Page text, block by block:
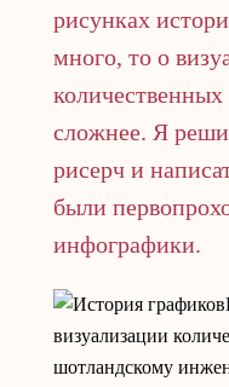
рисунках
много, то о
сложнее. Я
рисерч и
были
инфографики.
визуализации
шотландскому